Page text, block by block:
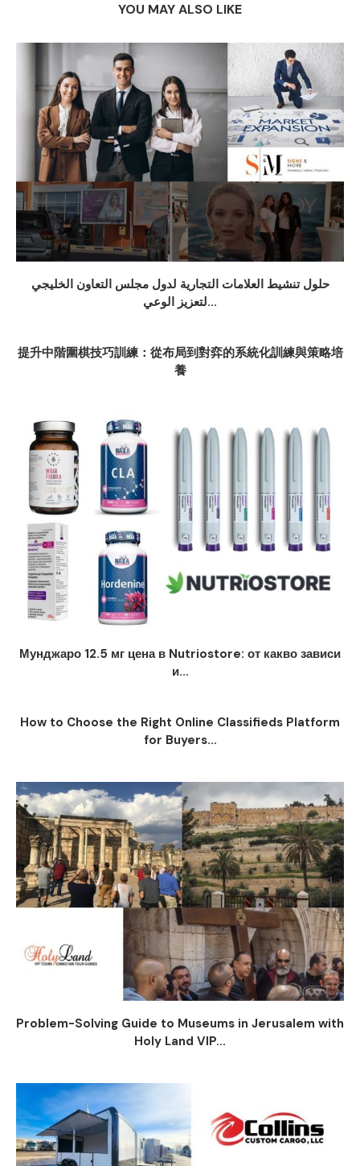
YOU MAY ALSO LIKE
حلول تنشيط العلامات التجارية لدول مجلس التعاون الخليجي
لتعزيز الوعي...
提升中階圍棋技巧訓練：從布局到對弈的系統化訓練與策略培
養
Мунджаро 12.5 мг цена в Nutriostore: от какво зависи
и...
How to Choose the Right Online Classifieds Platform
for Buyers...
Problem-Solving Guide to Museums in Jerusalem with
Holy Land VIP...